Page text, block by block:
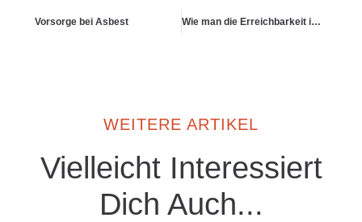
Vorsorge bei Asbest Wie man die Erreichbarkeit im Notfall sicherstellt
WEITERE ARTIKEL
Vielleicht Interessiert
Dich Auch...